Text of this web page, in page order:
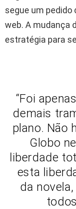
segue um pedido
web. A mudança
estratégia para
“Foi
demais
plano. Não
Globo
liberdade
esta
da